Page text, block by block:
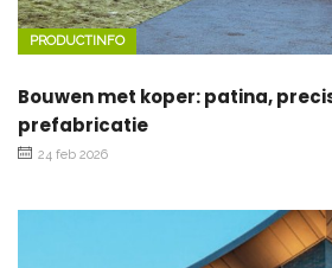
PRODUCTINFO
Bouwen met koper: patina,
prefabricatie
24 feb 2026